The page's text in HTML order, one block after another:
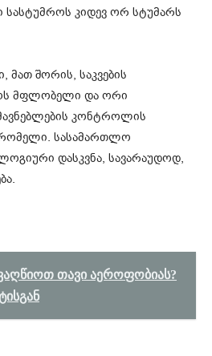
სასტუმროს კიდევ ორ ​​სტუმარს
მათ შორის, საკვების
მფლობელი და ორი
კონტროლის
სასამართლო
დასკვნა, სავარაუდოდ,
თავი აეროფობიას?